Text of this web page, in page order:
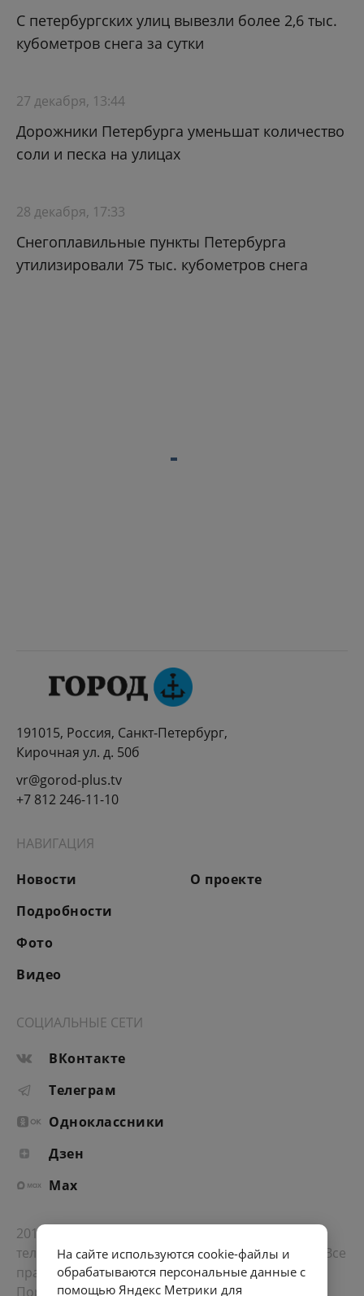
С петербургских улиц вывезли более 2,6 тыс.
кубометров снега за сутки
27 декабря, 13:44
Дорожники Петербурга уменьшат количество
соли и песка на улицах
28 декабря, 17:33
Снегоплавильные пункты Петербурга
утилизировали 75 тыс. кубометров снега
191015, Россия, Санкт-Петербург,
Кирочная ул. д. 50б
vr@gorod-plus.tv
+7 812 246-11-10
НАВИГАЦИЯ
Новости
Подробности
Фото
Видео
О проекте
СОЦИАЛЬНЫЕ СЕТИ
ВКонтакте
Телеграм
Одноклассники
Дзен
Max
2012-2026 © Портал «Электронное интернет-
телевидение правительства Санкт-Петербурга». Все
права защищены.
Портал Санкт-Петербурга- о его людях, жизни,
На сайте используются cookie-файлы и
обрабатываются персональные данные с
помощью Яндекс Метрики для